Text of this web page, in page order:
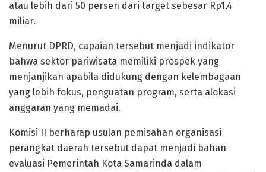
atau lebih dari 50 persen dari target sebesar Rp1,4
miliar.
Menurut DPRD, capaian tersebut menjadi indikator
bahwa sektor pariwisata memiliki prospek yang
menjanjikan apabila didukung dengan kelembagaan
yang lebih fokus, penguatan program, serta alokasi
anggaran yang memadai.
Komisi II berharap usulan pemisahan organisasi
perangkat daerah tersebut dapat menjadi bahan
evaluasi Pemerintah Kota Samarinda dalam